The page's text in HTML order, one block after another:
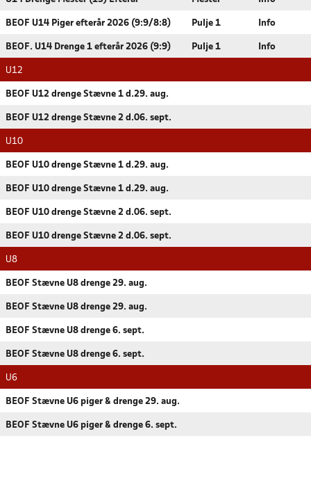
BEOF U14 Piger efterår 2026 (9:9/8:8) Pulje 1 Info
BEOF. U14 Drenge 1 efterår 2026 (9:9) Pulje 1 Info
U12
BEOF U12 drenge Stævne 1 d.29. aug.
BEOF U12 drenge Stævne 2 d.06. sept.
U10
BEOF U10 drenge Stævne 1 d.29. aug.
BEOF U10 drenge Stævne 1 d.29. aug.
BEOF U10 drenge Stævne 2 d.06. sept.
BEOF U10 drenge Stævne 2 d.06. sept.
U8
BEOF Stævne U8 drenge 29. aug.
BEOF Stævne U8 drenge 29. aug.
BEOF Stævne U8 drenge 6. sept.
BEOF Stævne U8 drenge 6. sept.
U6
BEOF Stævne U6 piger & drenge 29. aug.
BEOF Stævne U6 piger & drenge 6. sept.